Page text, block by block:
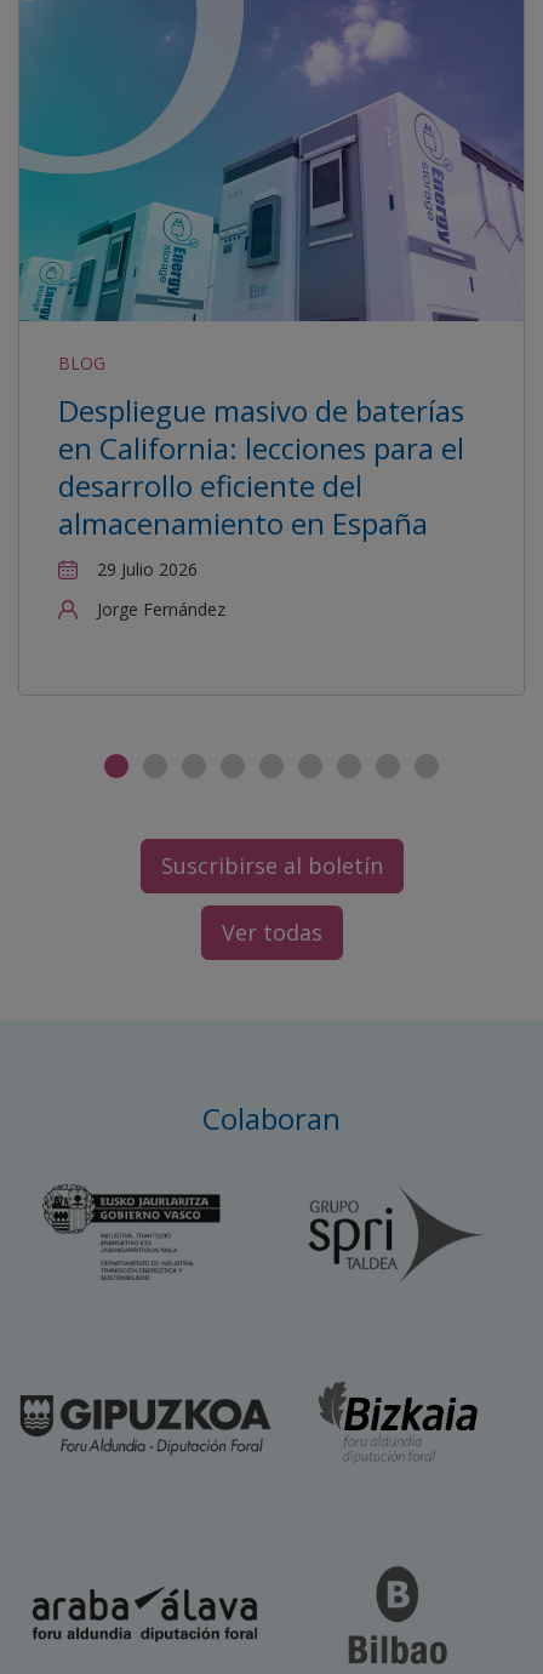
BLOG
Despliegue masivo de baterías
en California: lecciones para el
desarrollo eficiente del
almacenamiento en España
29 Julio 2026
Jorge Fernández
Suscribirse al boletín
Ver todas
Colaboran